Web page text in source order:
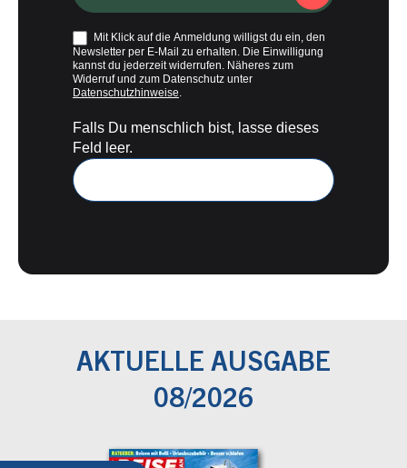
Mit Klick auf die Anmeldung willigst du ein, den
Newsletter per E-Mail zu erhalten. Die Einwilligung
kannst du jederzeit widerrufen. Näheres zum
Widerruf und zum Datenschutz unter
Datenschutzhinweise.
Falls Du menschlich bist, lasse dieses
Feld leer.
AKTUELLE AUSGABE
08/2026